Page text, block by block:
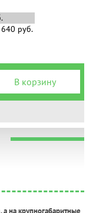
В корзину
на крупногабаритные